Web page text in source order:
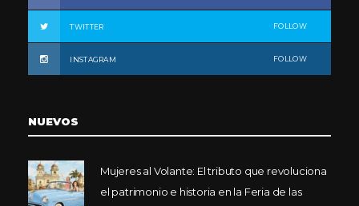
TWITTER FOLLOW
INSTAGRAM FOLLOW
NUEVOS
Mujeres al Volante: El tributo que revoluciona
el patrimonio e historia en la Feria de las